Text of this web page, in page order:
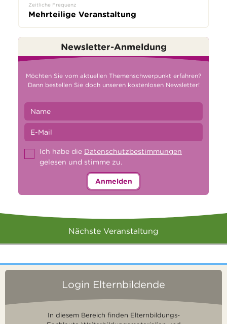
Zeitliche Frequenz
Mehrteilige Veranstaltung
Newsletter-Anmeldung
Möchten Sie vom aktuellen Themenschwerpunkt erfahren?
Dann bestellen Sie doch unseren kostenlosen Newsletter!
Ich habe die Datenschutzbestimmungen
gelesen und stimme zu.
Anmelden
Nächste Veranstaltung
Login Elternbildende
In diesem Bereich finden Elternbildungs-